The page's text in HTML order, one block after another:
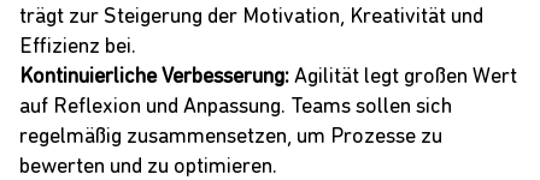
trägt zur Steigerung der Motivation, Kreativität und
Effizienz bei.
Kontinuierliche Verbesserung: Agilität legt großen Wert
auf Reflexion und Anpassung. Teams sollen sich
regelmäßig zusammensetzen, um Prozesse zu
bewerten und zu optimieren.